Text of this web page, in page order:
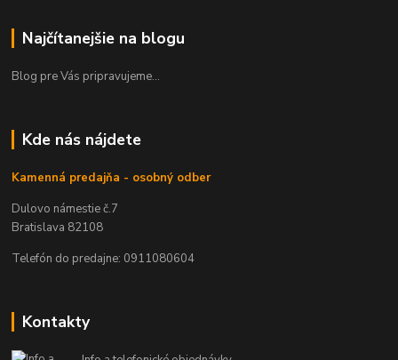
Najčítanejšie na blogu
Blog pre Vás pripravujeme...
Kde nás nájdete
Kamenná predajňa - osobný odber
Dulovo námestie č.7
Bratislava 82108
Telefón do predajne: 0911080604
Kontakty